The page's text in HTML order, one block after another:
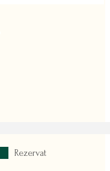
Rezervat